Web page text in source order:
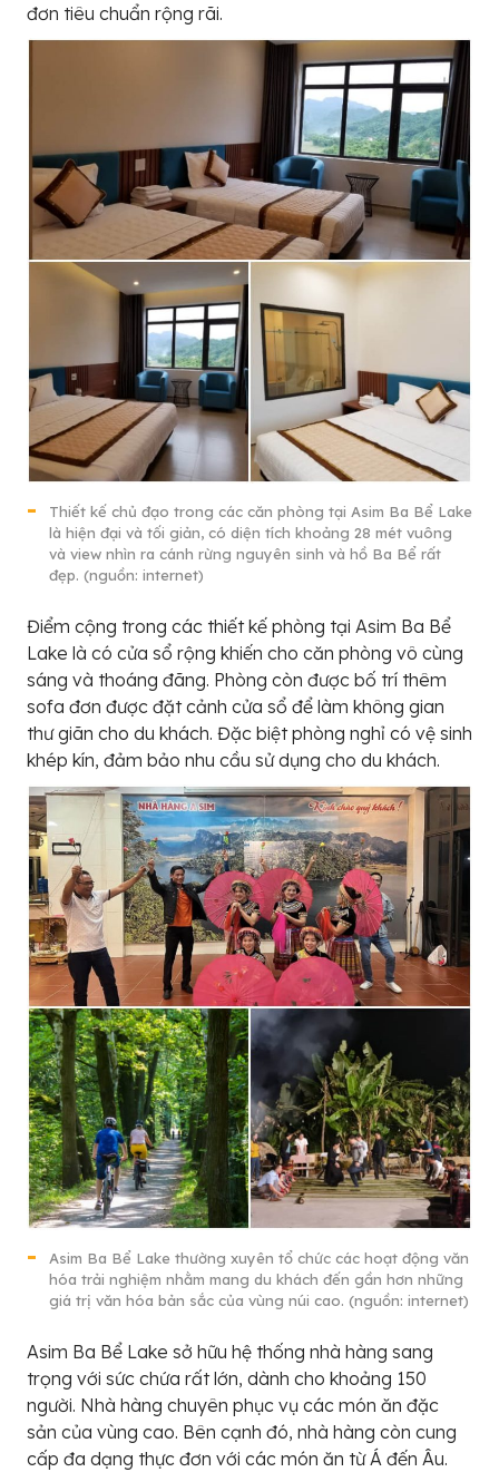
đơn tiêu chuẩn rộng rãi.
Thiết kế chủ đạo trong các căn phòng tại Asim Ba Bể Lake
là hiện đại và tối giản, có diện tích khoảng 28 mét vuông
và view nhìn ra cánh rừng nguyên sinh và hồ Ba Bể rất
đẹp. (nguồn: internet)
Điểm cộng trong các thiết kế phòng tại Asim Ba Bể
Lake là có cửa sổ rộng khiến cho căn phòng vô cùng
sáng và thoáng đãng. Phòng còn được bố trí thêm
sofa đơn được đặt cảnh cửa sổ để làm không gian
thư giãn cho du khách. Đặc biệt phòng nghỉ có vệ sinh
khép kín, đảm bảo nhu cầu sử dụng cho du khách.
Asim Ba Bể Lake thường xuyên tổ chức các hoạt động văn
hóa trải nghiệm nhằm mang du khách đến gần hơn những
giá trị văn hóa bản sắc của vùng núi cao. (nguồn: internet)
Asim Ba Bể Lake sở hữu hệ thống nhà hàng sang
trọng với sức chứa rất lớn, dành cho khoảng 150
người. Nhà hàng chuyên phục vụ các món ăn đặc
sản của vùng cao. Bên cạnh đó, nhà hàng còn cung
cấp đa dạng thực đơn với các món ăn từ Á đến Âu.